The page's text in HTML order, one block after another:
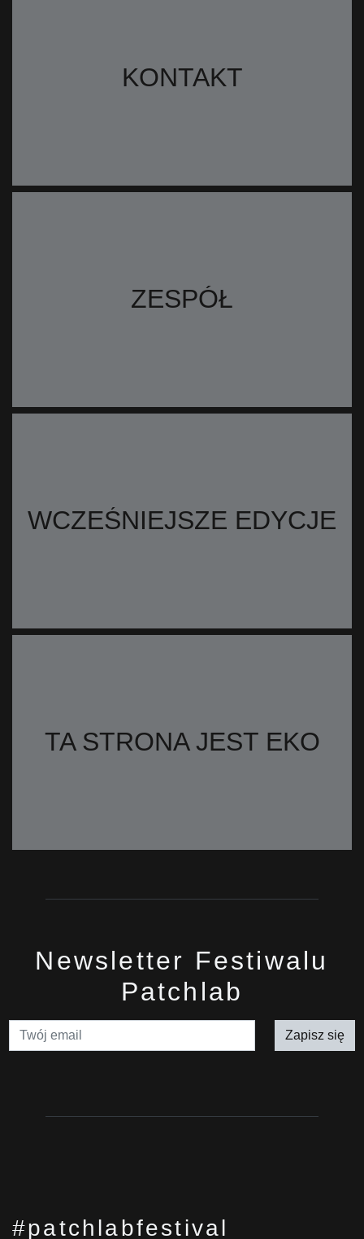
KONTAKT
ZESPÓŁ
WCZEŚNIEJSZE EDYCJE
TA STRONA JEST EKO
Newsletter Festiwalu
Patchlab
Zapisz się
#patchlabfestival